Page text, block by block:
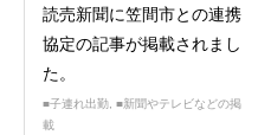
読売新聞に笠間市との連携
協定の記事が掲載されまし
た。
■子連れ出勤 ■新聞やテレビなどの掲
載